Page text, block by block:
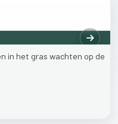
in het gras wachten op de